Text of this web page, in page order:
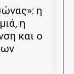
η
η
και ο